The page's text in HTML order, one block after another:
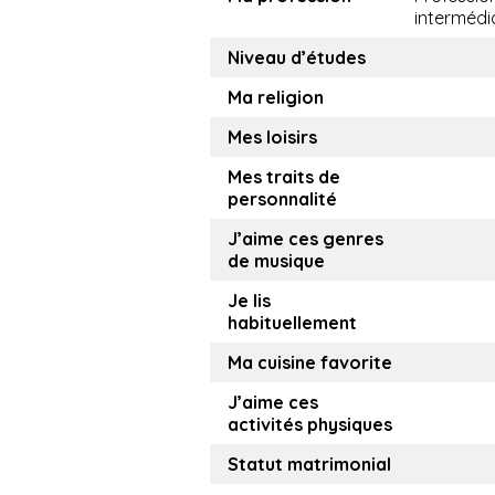
Niveau d’études
Ma religion
Mes loisirs
Mes traits de
personnalité
J’aime ces genres
de musique
Je lis
habituellement
Ma cuisine favorite
J’aime ces
activités physiques
Statut matrimonial